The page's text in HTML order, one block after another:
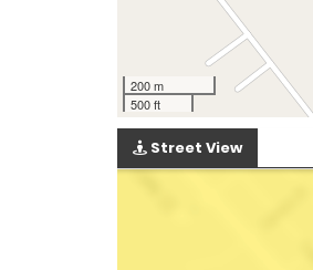
200 m
500 ft
Street View